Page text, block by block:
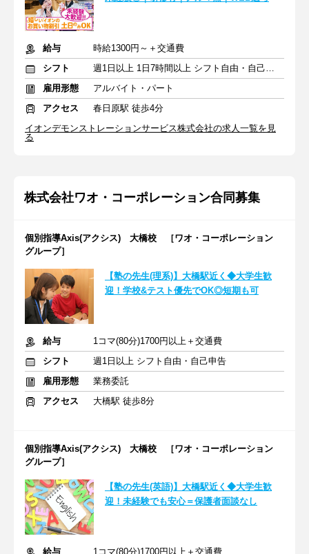
給与
時給1300円～＋交通費
シフト
週1日以上 1日7時間以上 シフト自由・自己申告
雇用形態
アルバイト・パート
アクセス
春日原駅 徒歩4分
イオンデモンストレーションサービス株式会社の求人一覧を見
る
株式会社ワオ・コーポレーション合同募集
個別指導Axis(アクシス) 大橋校 ［ワオ・コーポレーション
グループ］
【塾の先生(理系)】大橋駅近く◆大学生歓
迎！学校&テスト優先でOK◎短期も可
給与
1コマ(80分)1700円以上＋交通費
シフト
週1日以上 シフト自由・自己申告
雇用形態
業務委託
アクセス
大橋駅 徒歩8分
個別指導Axis(アクシス) 大橋校 ［ワオ・コーポレーション
グループ］
【塾の先生(英語)】大橋駅近く◆大学生歓
迎！未経験でも安心＝保護者面談なし
給与 1コマ(80分)1700円以上＋交通費